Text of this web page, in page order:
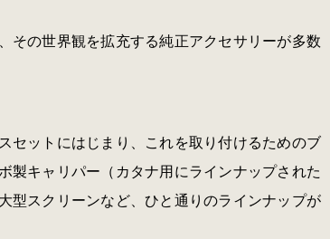
その世界観を拡充する純正アクセサリーが多数
セットにはじまり、これを取り付けるためのブ
製キャリパー（カタナ用にラインナップされた
型スクリーンなど、ひと通りのラインナップが